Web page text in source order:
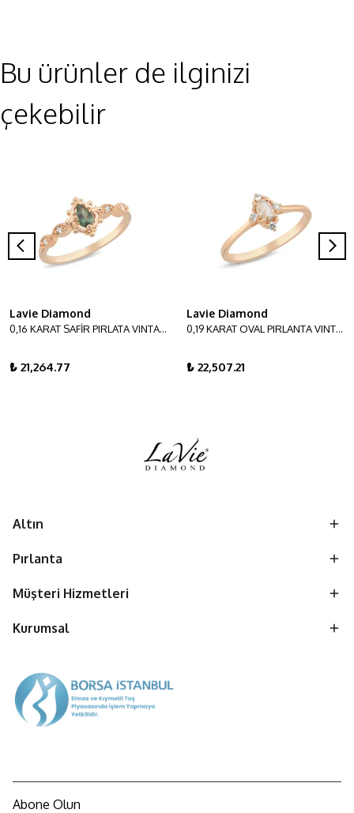
Bu ürünler de ilginizi
çekebilir
Lavie Diamond
0,16 KARAT SAFİR PIRLATA VINTAGE YÜZÜK
₺ 21,264.77
Lavie Diamond
0,19 KARAT OVAL PIRLANTA VINTAGE YÜZÜK
₺ 22,507.21
Altın
Pırlanta
Müşteri Hizmetleri
Kurumsal
Abone Olun